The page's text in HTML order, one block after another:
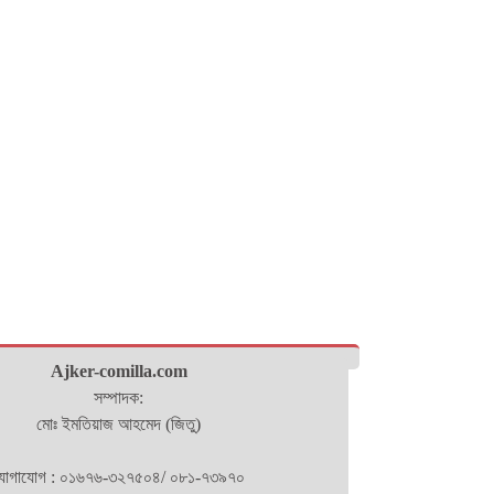
Ajker-comilla.com
সম্পাদক:
মোঃ ইমতিয়াজ আহমেদ (জিতু)
: ০১৬৭৬-৩২৭৫০৪/ ০৮১-৭৩৯৭০